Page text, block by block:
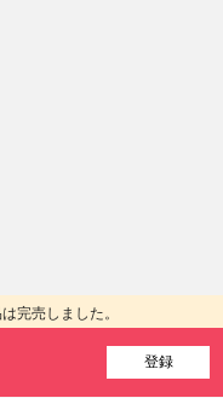
完売しました。
探す 登録